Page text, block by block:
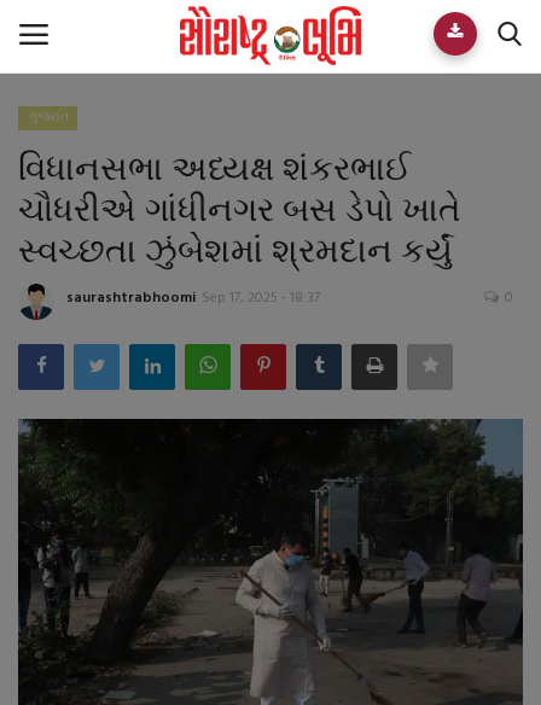
Home
E-paper
Videos
Who We Are
Live TV
Team
Guest Author
About Author
Contact
Dipotsav Special
ગુજરાત
વિધાનસભા અધ્યક્ષ શંકરભાઈ
ચૌધરીએ ગાંધીનગર બસ ડેપો ખાતે
સ્વચ્છતા ઝુંબેશમાં શ્રમદાન કર્યું
saurashtrabhoomi Sep 17, 2025 - 18:37 0